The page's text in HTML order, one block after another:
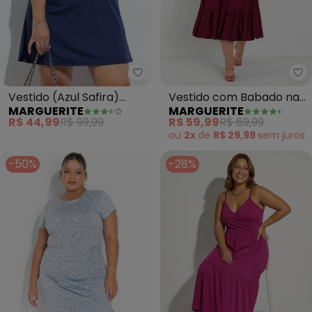
Marguerite - Vestido (Azul
Vestido (Azul Safira)
Mangas em Cirrê.
MARGUERITE
R$ 44,99R$ 99,99
Vestido com Babado nas
Mangas (Bordô) Plus Size
MARGUERITE
R$ 59,99R$ 69,99
ou 2x de R$ 29,99 sem juros
-50% -28%